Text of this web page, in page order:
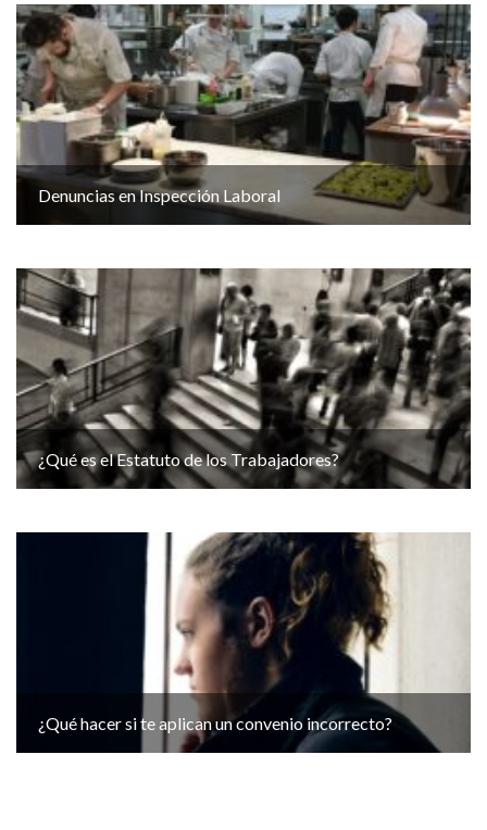
Denuncias en Inspección Laboral
¿Qué es el Estatuto de los Trabajadores?
¿Qué hacer si te aplican un convenio incorrecto?